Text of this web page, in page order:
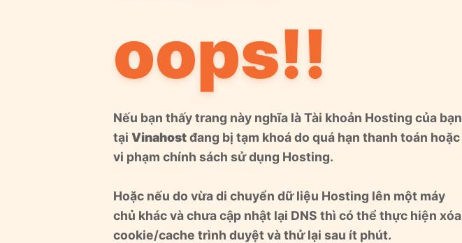
oops!!
Nếu bạn thấy trang này nghĩa là Tài khoản Hosting của bạn
tại Vinahostđang bị tạm khoá do quá hạn thanh toán hoặc
vi phạm chính sách sử dụng Hosting.
Hoặc nếu do vừa di chuyển dữ liệu Hosting lên một máy
chủ khác và chưa cập nhật lại DNS thì có thể thực hiện xóa
cookie/cache trình duyệt và thử lại sau ít phút.